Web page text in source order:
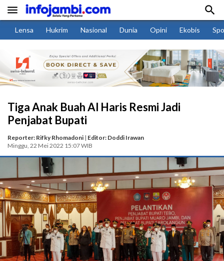
 
Lensa Hukrim Nasional Dunia Opini Ekobis
Tiga Anak Buah Al Haris Resmi Jadi
Penjabat Bupati
Reporter: Rifky Rhomadoni | Editor: Doddi Irawan
Minggu, 22 Mei 2022 15:07 WIB